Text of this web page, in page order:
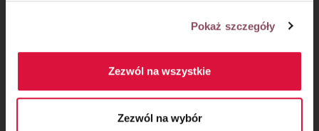
Pokaż szczegóły
Zezwól na wszystkie
Zezwól na wybór
Oceń przepis!